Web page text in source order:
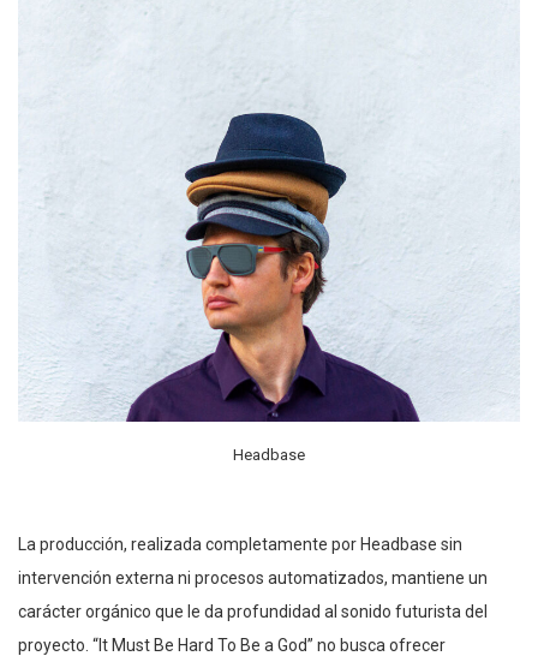
Headbase
La producción, realizada completamente por Headbase sin
intervención externa ni procesos automatizados, mantiene un
carácter orgánico que le da profundidad al sonido futurista del
proyecto. “It Must Be Hard To Be a God” no busca ofrecer